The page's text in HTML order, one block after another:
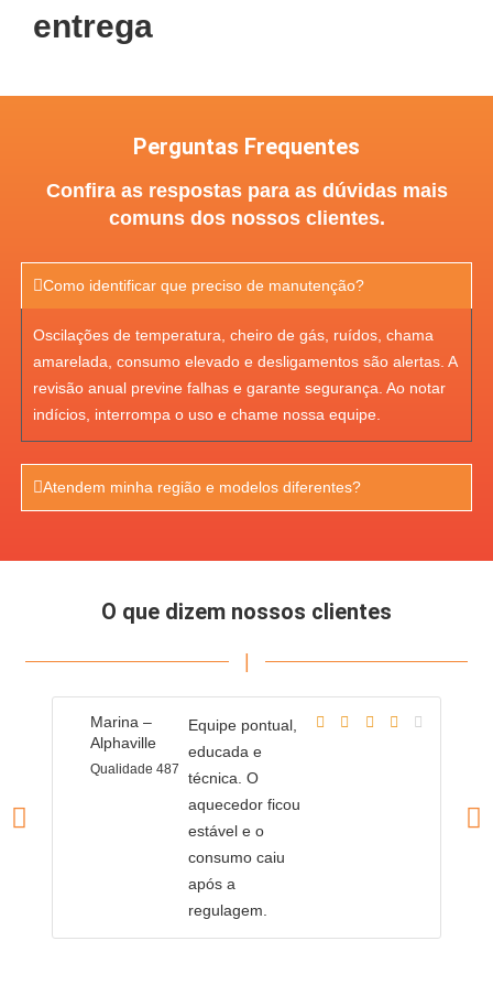
entrega
Perguntas Frequentes
Confira as respostas para as dúvidas mais
comuns dos nossos clientes.
Como identificar que preciso de manutenção?
Oscilações de temperatura, cheiro de gás, ruídos, chama
amarelada, consumo elevado e desligamentos são alertas. A
revisão anual previne falhas e garante segurança. Ao notar
indícios, interrompa o uso e chame nossa equipe.
Atendem minha região e modelos diferentes?
O que dizem nossos clientes
Marina –
Alphaville
Qualidade 487
Equipe pontual,
educada e
técnica. O
aquecedor ficou
estável e o
consumo caiu
após a
regulagem.